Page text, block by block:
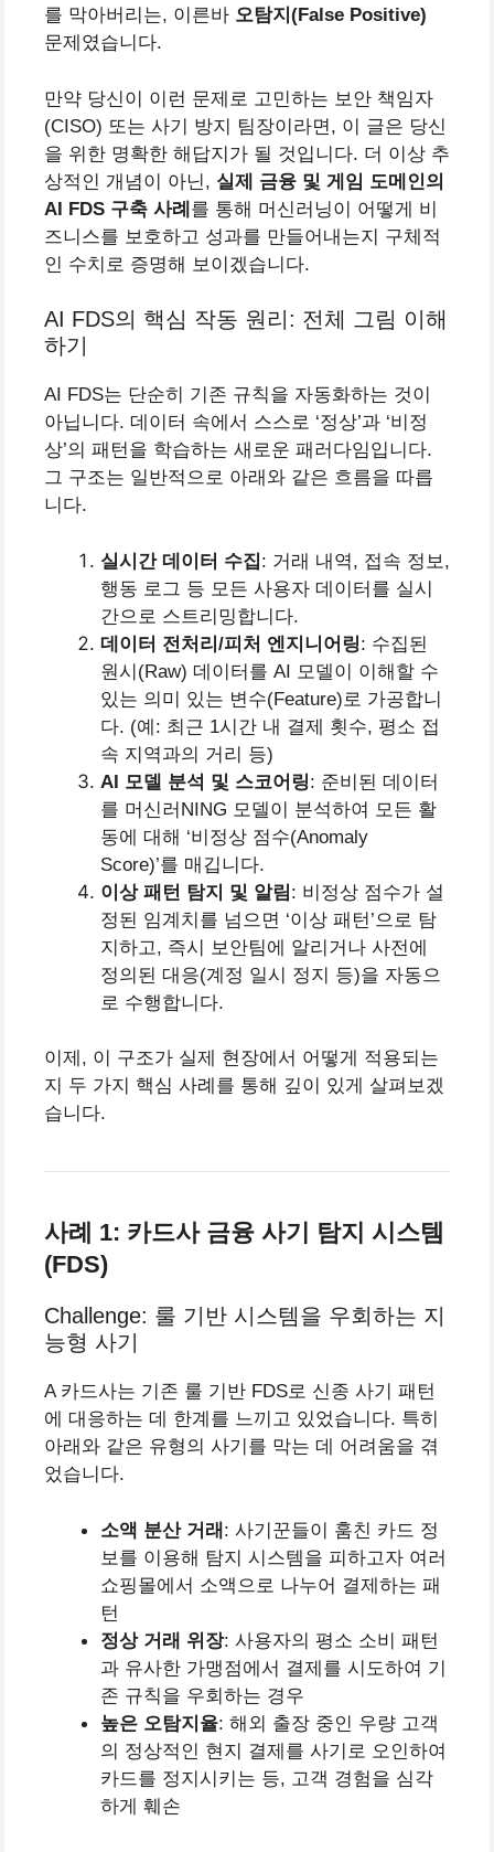
를 막아버리는, 이른바 오탐지(False Positive)
문제였습니다.
만약 당신이 이런 문제로 고민하는 보안 책임자
(CISO) 또는 사기 방지 팀장이라면, 이 글은 당신
을 위한 명확한 해답지가 될 것입니다. 더 이상 추
상적인 개념이 아닌, 실제 금융 및 게임 도메인의
AI FDS 구축 사례 를 통해 머신러닝이 어떻게 비
즈니스를 보호하고 성과를 만들어내는지 구체적
인 수치로 증명해 보이겠습니다.
AI FDS의 핵심 작동 원리: 전체 그림 이해
하기
AI FDS는 단순히 기존 규칙을 자동화하는 것이
아닙니다. 데이터 속에서 스스로 ‘정상’과 ‘비정
상’의 패턴을 학습하는 새로운 패러다임입니다.
그 구조는 일반적으로 아래와 같은 흐름을 따릅
니다.
실시간 데이터 수집: 거래 내역, 접속 정보,
행동 로그 등 모든 사용자 데이터를 실시
간으로 스트리밍합니다.
데이터 전처리/피처 엔지니어링: 수집된
원시(Raw) 데이터를 AI 모델이 이해할 수
있는 의미 있는 변수(Feature)로 가공합니
다. (예: 최근 1시간 내 결제 횟수, 평소 접
속 지역과의 거리 등)
AI 모델 분석 및 스코어링: 준비된 데이터
를 머신러NING 모델이 분석하여 모든 활
동에 대해 ‘비정상 점수(Anomaly
Score)’를 매깁니다.
이상 패턴 탐지 및 알림: 비정상 점수가 설
정된 임계치를 넘으면 ‘이상 패턴’으로 탐
지하고, 즉시 보안팀에 알리거나 사전에
정의된 대응(계정 일시 정지 등)을 자동으
로 수행합니다.
이제, 이 구조가 실제 현장에서 어떻게 적용되는
지 두 가지 핵심 사례를 통해 깊이 있게 살펴보겠
습니다.
사례 1: 카드사 금융 사기 탐지 시스템
(FDS)
Challenge: 룰 기반 시스템을 우회하는 지
능형 사기
A 카드사는 기존 룰 기반 FDS로 신종 사기 패턴
에 대응하는 데 한계를 느끼고 있었습니다. 특히
아래와 같은 유형의 사기를 막는 데 어려움을 겪
었습니다.
소액 분산 거래 : 사기꾼들이 훔친 카드 정
보를 이용해 탐지 시스템을 피하고자 여러
쇼핑몰에서 소액으로 나누어 결제하는 패
턴
정상 거래 위장: 사용자의 평소 소비 패턴
과 유사한 가맹점에서 결제를 시도하여 기
존 규칙을 우회하는 경우
높은 오탐지율: 해외 출장 중인 우량 고객
의 정상적인 현지 결제를 사기로 오인하여
카드를 정지시키는 등, 고객 경험을 심각
하게 훼손